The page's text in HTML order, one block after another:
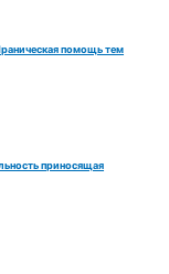
помощь тем
приносящая